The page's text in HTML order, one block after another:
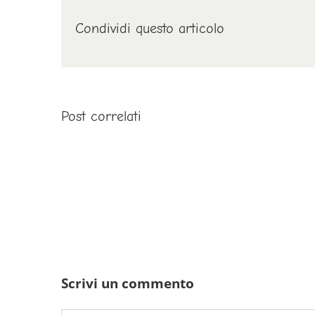
Condividi questo articolo
Post correlati
Scrivi un commento